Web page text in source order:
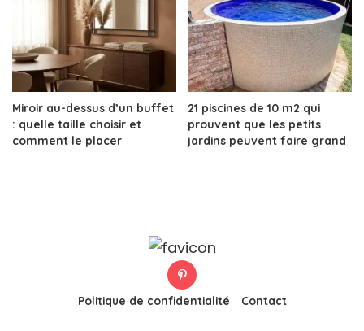
Miroir au-dessus d’un buffet
: quelle taille choisir et
comment le placer
21 piscines de 10 m2 qui
prouvent que les petits
jardins peuvent faire grand
Politique de confidentialité Contact